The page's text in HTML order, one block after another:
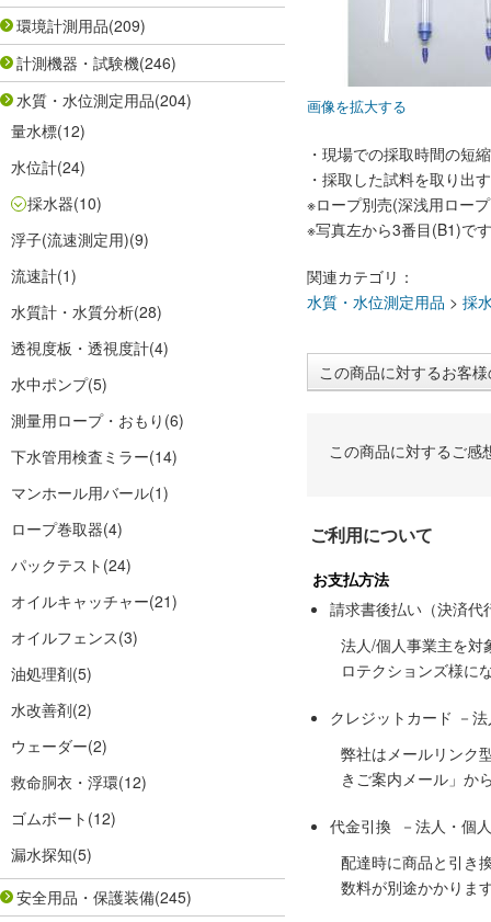
環境計測用品(209)
計測機器・試験機(246)
水質・水位測定用品(204)
量水標(12)
水位計(24)
採水器(10)
浮子(流速測定用)(9)
流速計(1)
水質計・水質分析(28)
透視度板・透視度計(4)
水中ポンプ(5)
測量用ロープ・おもり (6)
下水管用検査ミラー(14)
マンホール用バール(1)
ロープ巻取器(4)
パックテスト (24)
オイルキャッチャー(21)
オイルフェンス(3)
油処理剤(5)
水改善剤(2)
ウェーダー(2)
救命胴衣・浮環(12)
ゴムボート (12)
漏水探知(5)
安全用品・保護装備(245)
画像を拡大する
・現場での採取時間の短
・採取した試料を取り出
※ロープ別売(深浅用ロー
※写真左から3番目(B1)です
関連カテゴリ：
水質・水位測定用品 > 採
この商品に対するお客
この商品に対するご感
ご利用について
お支払方法
請求書後払い（決済代
法人/個人事業主を対
ロテクションズ様に
クレジットカード －
弊社はメールリンク
きご案内メール」か
代金引換 －法人・個
配達時に商品と引き
数料が別途かかりま